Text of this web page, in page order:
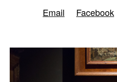
Email
Facebook